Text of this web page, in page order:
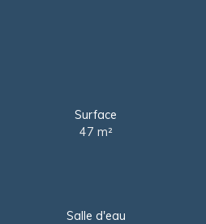
Surface
47 m²
Salle d'eau